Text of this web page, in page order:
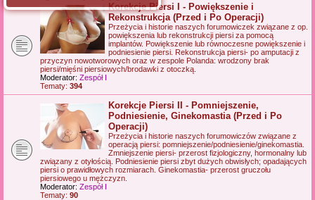
Korekcje Piersi I - Powiększenie i
Rekonstrukcja (Przed i Po Operacji)
Przeżycia i historie naszych forumowiczek związane z op.
powiększenia lub rekonstrukcji piersi za pomocą
implantów. Powiększenie lub równoczesne powiększenie i
podniesienie piersi. Rekonstrukcja piersi- po amputacji z
przyczyn nowotworowych oraz w zespole Polanda: wrodzony brak
piersi/mięśni piersiowych/brodawki z otoczką.
Moderator: Zespół I
Tematy: 394
Korekcje Piersi II - Pomniejszenie,
Podniesienie, Ginekomastia (Przed i Po
Operacji)
Przeżycia i historie naszych forumowiczów związane z
operacją piersi: pomniejszenie/podniesienie/ginekomastia.
Zmniejszenie piersi- przerost fizjologiczny, hormonalny lub
związany z otyłością. Podniesienie piersi zbyt dużych obwisłych; opadających
piersi o prawidłowych rozmiarach. Ginekomastia- przerost gruczołu
piersiowego u mężczyzn.
Moderator: Zespół I
Tematy: 90